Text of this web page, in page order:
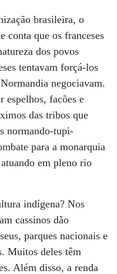
brasileira, o
conta que os franceses
dos povos
tentavam forçá-los
negociavam.
espelhos, facões e
das tribos que
normando-tupi-
para a monarquia
em pleno rio
indígena? Nos
cassinos dão
parques nacionais e
Muitos deles têm
Além disso, a renda